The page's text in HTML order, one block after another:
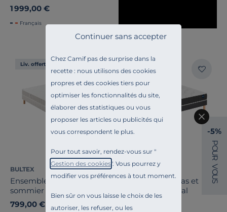
Chez Camif pas de surprise dans la
recette : nous utilisons des cookies
propres et des cookies tiers pour
optimiser les fonctionnalités du site,
élaborer des statistiques ou vous
proposer les articles ou publicités qui
vous correspondent le plus.
Pour tout savoir, rendez-vous sur "
Gestion des cookies". Vous pourrez y
modifier vos préférences à tout moment.
Bien sûr on vous laisse le choix de les
autoriser, les refuser, ou les
Continuer sans accepter
1 999,00 €
Français
Liv. offerte
BULTEX
Ensemble matelas et
sommier Tokyo
799,00 €
BULTEX
Ensemble matelas et
sommier Essential
1 299,00 €
-5%
P
O
U
R
V
O
U
S